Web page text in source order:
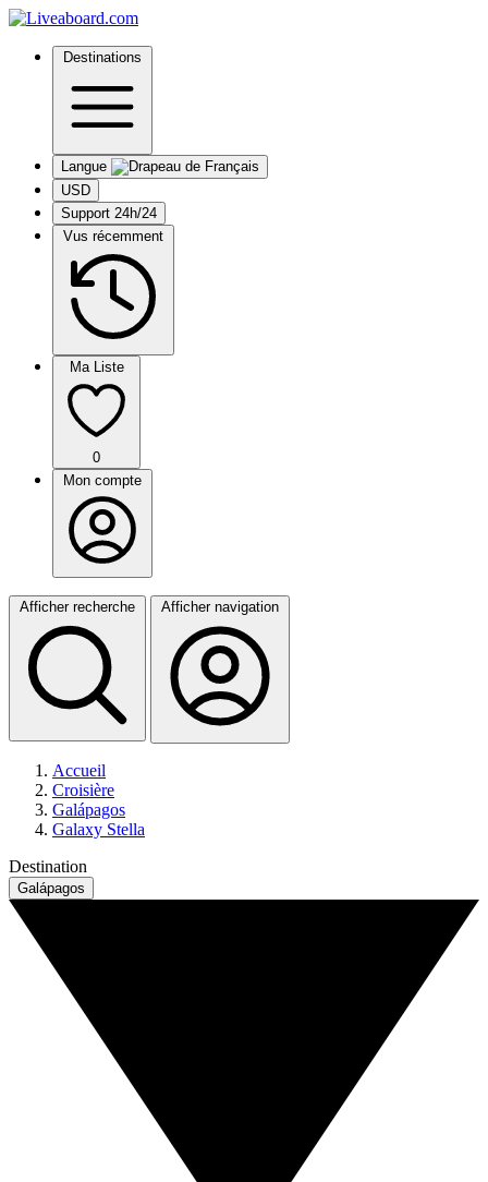
Destinations
Langue
USD
Support 24h/24
Vus récemment
Ma Liste
0
Mon compte
Afficher recherche Afficher navigation
Accueil
Croisière
Galápagos
Galaxy Stella
Destination
Galápagos